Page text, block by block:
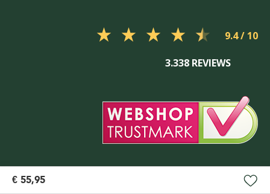
€ 55,95
9.4
3.338 REVIEWS